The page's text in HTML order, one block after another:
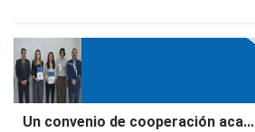
Un convenio de cooperación aca...